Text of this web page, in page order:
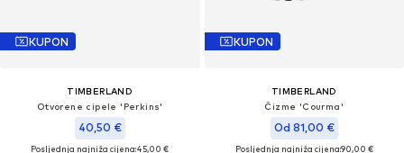
KUPON
TIMBERLAND
Otvorene cipele 'Perkins'
40,50 €
Posljednja najniža cijena:45,00 €
KUPON
TIMBERLAND
Čizme 'Courma'
Od 81,00 €
Posljednja najniža cijena:90,00 €